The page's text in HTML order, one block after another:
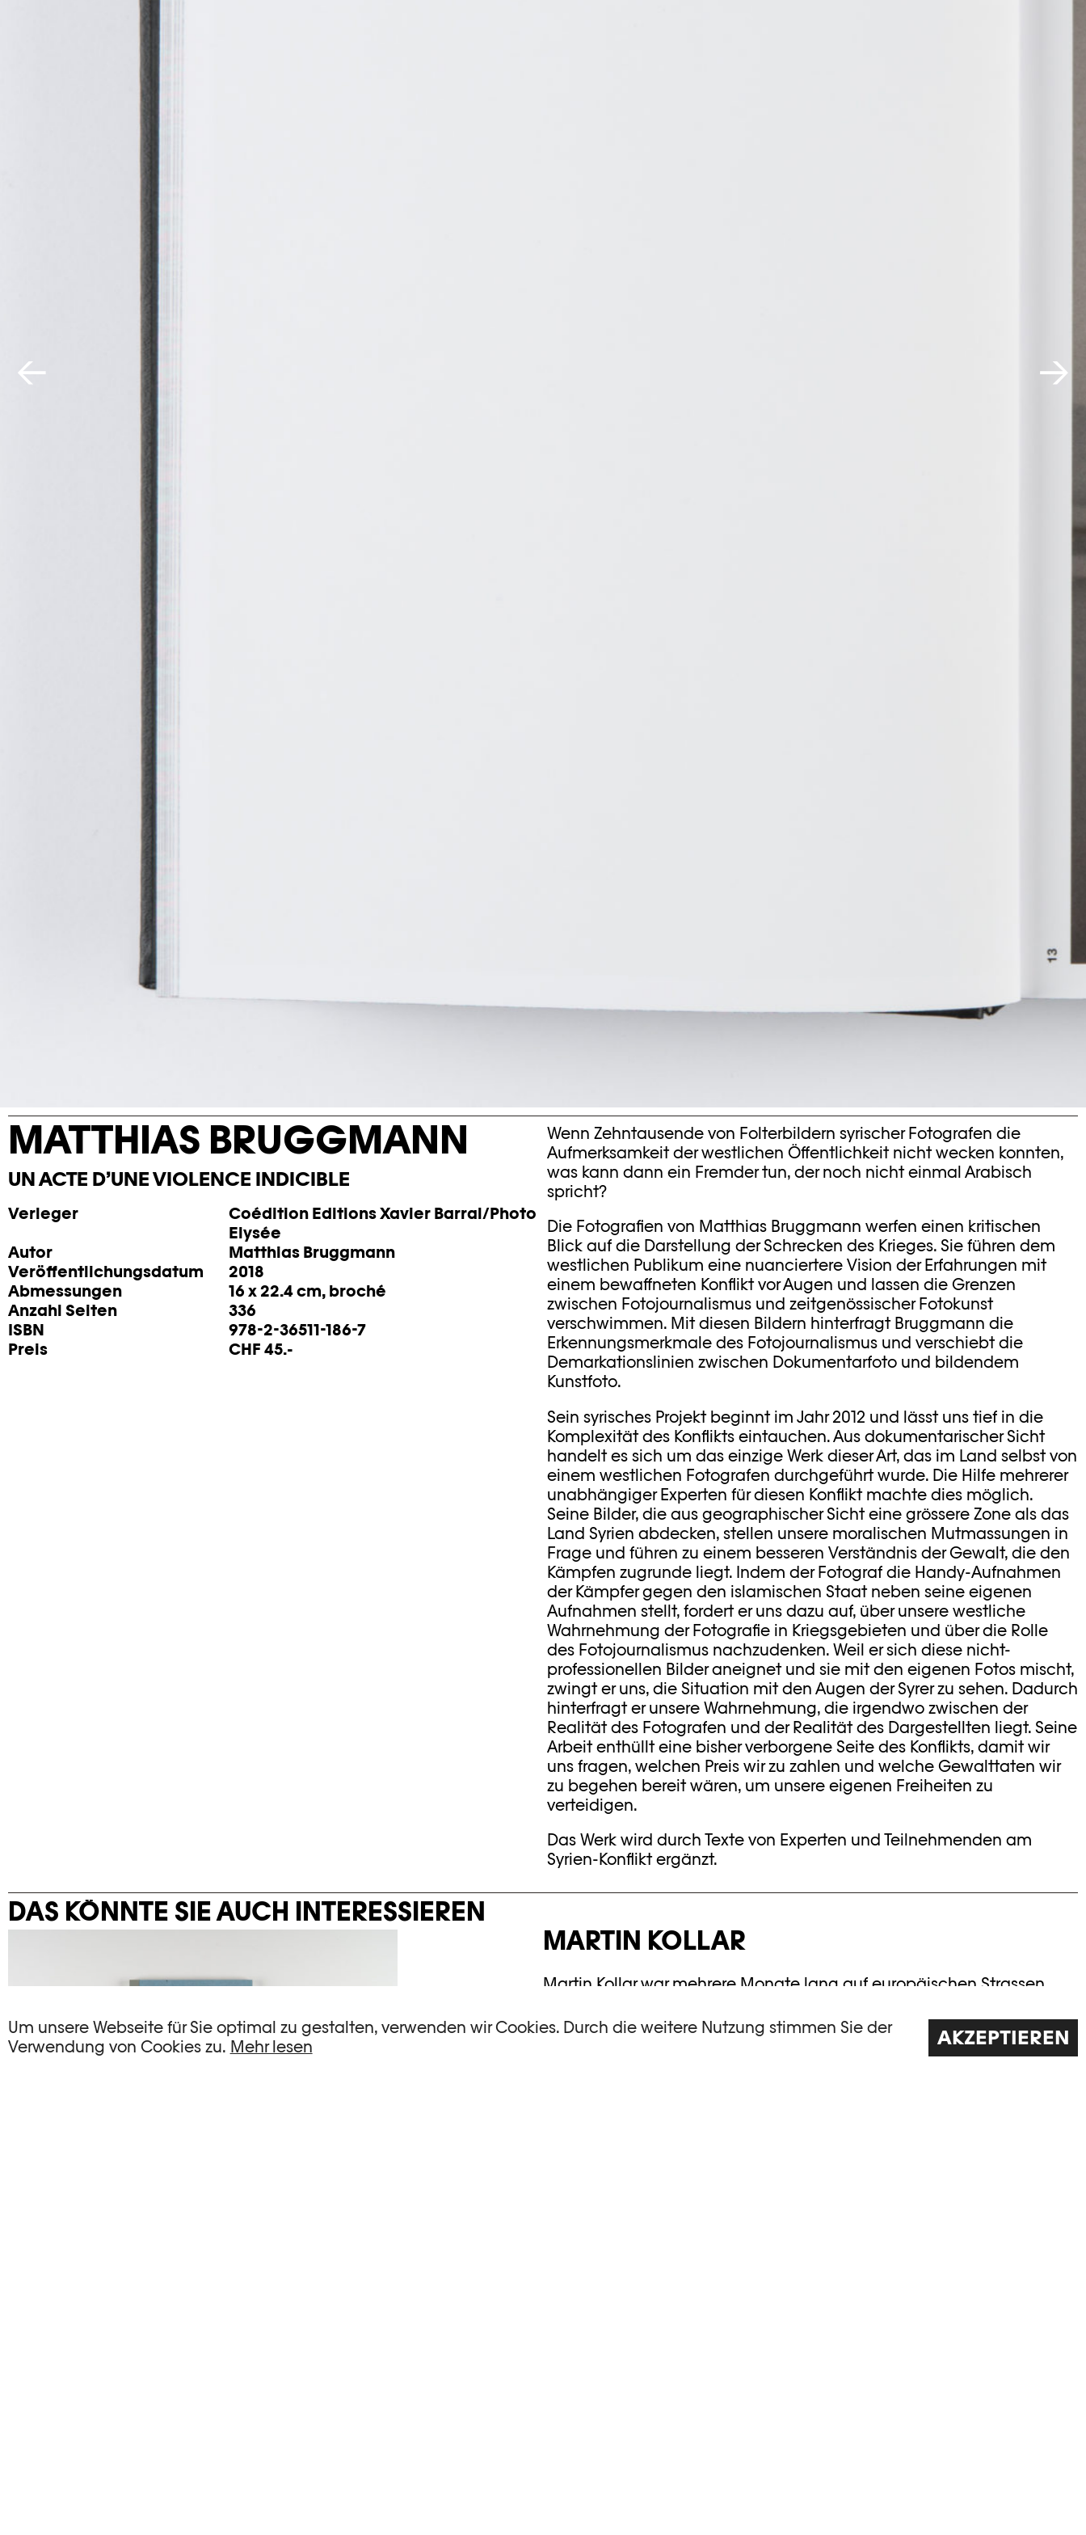
Um unsere Webseite für Sie optimal zu gestalten, verwenden wir Cookies. Durch die weitere Nutzung stimmen Sie der
Verwendung von Cookies zu. Mehr lesen AKZEPTIEREN
MATTHIAS BRUGGMANN
UN ACTE D’UNE VIOLENCE INDICIBLE
Verleger
Coédition Editions Xavier Barral/Photo
Elysée
Autor
Matthias Bruggmann
Veröffentlichungsdatum
2018
Abmessungen
16 x 22.4 cm, broché
Anzahl Seiten
336
ISBN
978-2-36511-186-7
Preis
CHF 45.-
Wenn Zehntausende von Folterbildern syrischer Fotografen die
Aufmerksamkeit der westlichen Öffentlichkeit nicht wecken konnten,
was kann dann ein Fremder tun, der noch nicht einmal Arabisch
spricht?
Die Fotografien von Matthias Bruggmann werfen einen kritischen
Blick auf die Darstellung der Schrecken des Krieges. Sie führen dem
westlichen Publikum eine nuanciertere Vision der Erfahrungen mit
einem bewaffneten Konflikt vor Augen und lassen die Grenzen
zwischen Fotojournalismus und zeitgenössischer Fotokunst
verschwimmen. Mit diesen Bildern hinterfragt Bruggmann die
Erkennungsmerkmale des Fotojournalismus und verschiebt die
Demarkationslinien zwischen Dokumentarfoto und bildendem
Kunstfoto.
Sein syrisches Projekt beginnt im Jahr 2012 und lässt uns tief in die
Komplexität des Konflikts eintauchen. Aus dokumentarischer Sicht
handelt es sich um das einzige Werk dieser Art, das im Land selbst von
einem westlichen Fotografen durchgeführt wurde. Die Hilfe mehrerer
unabhängiger Experten für diesen Konflikt machte dies möglich.
Seine Bilder, die aus geographischer Sicht eine grössere Zone als das
Land Syrien abdecken, stellen unsere moralischen Mutmassungen in
Frage und führen zu einem besseren Verständnis der Gewalt, die den
Kämpfen zugrunde liegt. Indem der Fotograf die Handy-Aufnahmen
der Kämpfer gegen den islamischen Staat neben seine eigenen
Aufnahmen stellt, fordert er uns dazu auf, über unsere westliche
Wahrnehmung der Fotografie in Kriegsgebieten und über die Rolle
des Fotojournalismus nachzudenken. Weil er sich diese nicht-
professionellen Bilder aneignet und sie mit den eigenen Fotos mischt,
zwingt er uns, die Situation mit den Augen der Syrer zu sehen. Dadurch
hinterfragt er unsere Wahrnehmung, die irgendwo zwischen der
Realität des Fotografen und der Realität des Dargestellten liegt. Seine
Arbeit enthüllt eine bisher verborgene Seite des Konflikts, damit wir
uns fragen, welchen Preis wir zu zahlen und welche Gewalttaten wir
zu begehen bereit wären, um unsere eigenen Freiheiten zu
verteidigen.
Das Werk wird durch Texte von Experten und Teilnehmenden am
Syrien-Konflikt ergänzt.
DAS KÖNNTE SIE AUCH INTERESSIEREN
MARTIN KOLLAR
Martin Kollar war mehrere Monate lang auf europäischen Strassen
gestöbert, um seine Vorstellung vom Provisorischen durch einen
reichhaltigen Bilderschatz zu untermauern. Dieses visuell schwer